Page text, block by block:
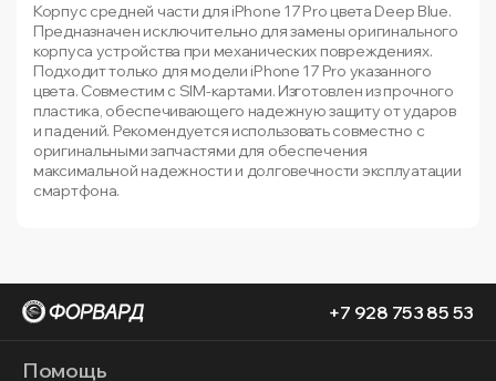
Корпус средней части для iPhone 17 Pro цвета Deep Blue.
Предназначен исключительно для замены оригинального
корпуса устройства при механических повреждениях.
Подходит только для модели iPhone 17 Pro указанного
цвета. Совместим с SIM-картами. Изготовлен из прочного
пластика, обеспечивающего надежную защиту от ударов
и падений. Рекомендуется использовать совместно с
оригинальными запчастями для обеспечения
максимальной надежности и долговечности эксплуатации
смартфона.
+7 928 753 85 53
Помощь